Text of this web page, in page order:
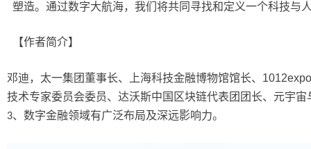
塑造。通过数字大航海，我们将共同寻找和定义一个科技与
【作者简介】
邓迪，太一集团董事长、上海科技金融博物馆馆长、 1012expo
技术专家委员会委员、达沃斯中国区块链代表团团长、元宇
3、数字金融领域有广泛布局及深远影响力。